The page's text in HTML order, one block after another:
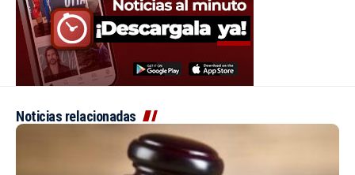
Noticias relacionadas